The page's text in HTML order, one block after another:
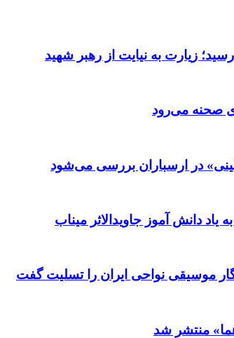
زیارت به نیایت از رهبر شهید
صحنه می‌رود
در ارسباران بررسی می‌شود
دانش آموز جاویدالاثر میناب
موسیقی نواحی ایران را تسلیت گفت
منتشر شد